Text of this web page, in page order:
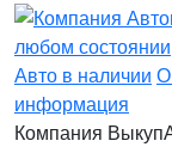
Заявка на
Заявка на
Заявка на
Заявка на
Заполните,
Хочу
Заполните,
Оставить
Авто в наличии
информация
Компания